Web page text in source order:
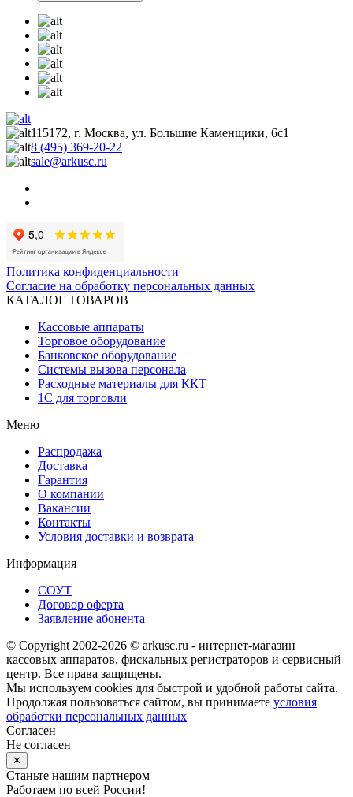
115172, г. Москва, ул. Большие Каменщики, 6с1
8 (495) 369-20-22
sale@arkusc.ru
Политика конфиденциальности
Согласие на обработку персональных данных
КАТАЛОГ ТОВАРОВ
Кассовые аппараты
Торговое оборудование
Банковское оборудование
Системы вызова персонала
Расходные материалы для ККТ
1С для торговли
Меню
Распродажа
Доставка
Гарантия
О компании
Вакансии
Контакты
Условия доставки и возврата
Информация
СОУТ
Договор оферта
Заявление абонента
© Copyright 2002-2026 © arkusc.ru - интернет-магазин
кассовых аппаратов, фискальных регистраторов и сервисный
центр. Все права защищены.
Мы используем cookies для быстрой и удобной работы сайта.
Продолжая пользоваться сайтом, вы принимаете условия
обработки персональных данных
Согласен
Не согласен
✕
Станьте нашим партнером
Работаем по всей России!